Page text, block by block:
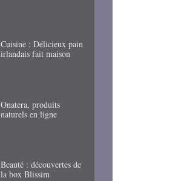
Cuisine : Délicieux pain
irlandais fait maison
Onatera, produits
naturels en ligne
Beauté : découvertes de
la box Blissim